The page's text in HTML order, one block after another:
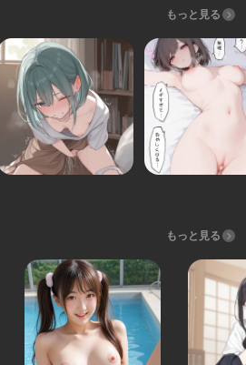
もっと見る
もっと見る